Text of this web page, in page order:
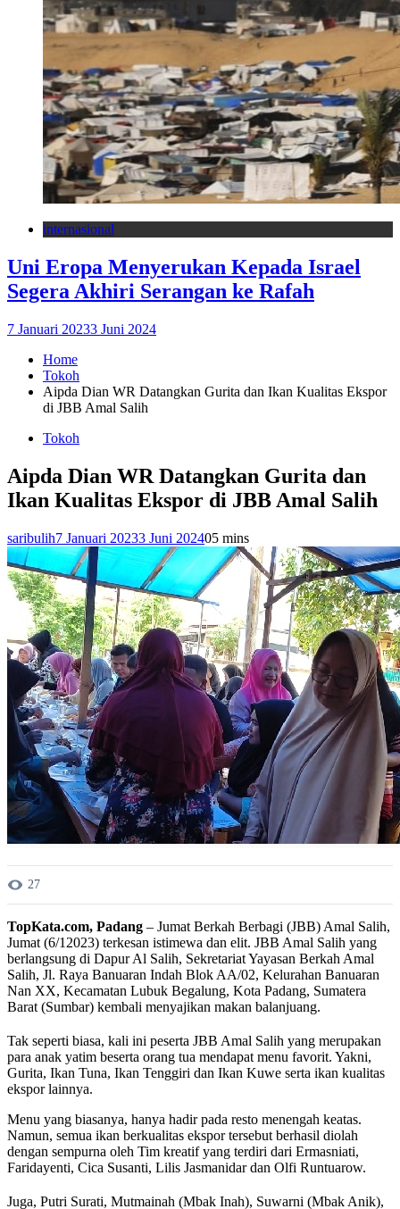
internasional
Uni Eropa Menyerukan Kepada Israel
Segera Akhiri Serangan ke Rafah
7 Januari 20233 Juni 2024
Home
Tokoh
Aipda Dian WR Datangkan Gurita dan Ikan Kualitas Ekspor
di JBB Amal Salih
Tokoh
Aipda Dian WR Datangkan Gurita dan
Ikan Kualitas Ekspor di JBB Amal Salih
saribulih7 Januari 20233 Juni 202405 mins
27
TopKata.com, Padang – Jumat Berkah Berbagi (JBB) Amal Salih,
Jumat (6/12023) terkesan istimewa dan elit. JBB Amal Salih yang
berlangsung di Dapur Al Salih, Sekretariat Yayasan Berkah Amal
Salih, Jl. Raya Banuaran Indah Blok AA/02, Kelurahan Banuaran
Nan XX, Kecamatan Lubuk Begalung, Kota Padang, Sumatera
Barat (Sumbar) kembali menyajikan makan balanjuang.
Tak seperti biasa, kali ini peserta JBB Amal Salih yang merupakan
para anak yatim beserta orang tua mendapat menu favorit. Yakni,
Gurita, Ikan Tuna, Ikan Tenggiri dan Ikan Kuwe serta ikan kualitas
ekspor lainnya.
Menu yang biasanya, hanya hadir pada resto menengah keatas.
Namun, semua ikan berkualitas ekspor tersebut berhasil diolah
dengan sempurna oleh Tim kreatif yang terdiri dari Ermasniati,
Faridayenti, Cica Susanti, Lilis Jasmanidar dan Olfi Runtuarow.
Juga, Putri Surati, Mutmainah (Mbak Inah), Suwarni (Mbak Anik),